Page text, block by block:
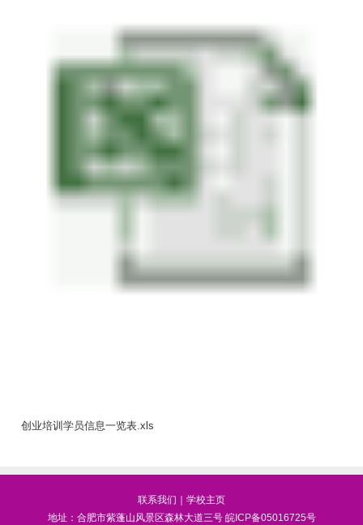
创业培训学员信息一览表.xls
联系我们
学校主页
地址：合肥市紫蓬山风景区森林大道三号 皖ICP备05016725号